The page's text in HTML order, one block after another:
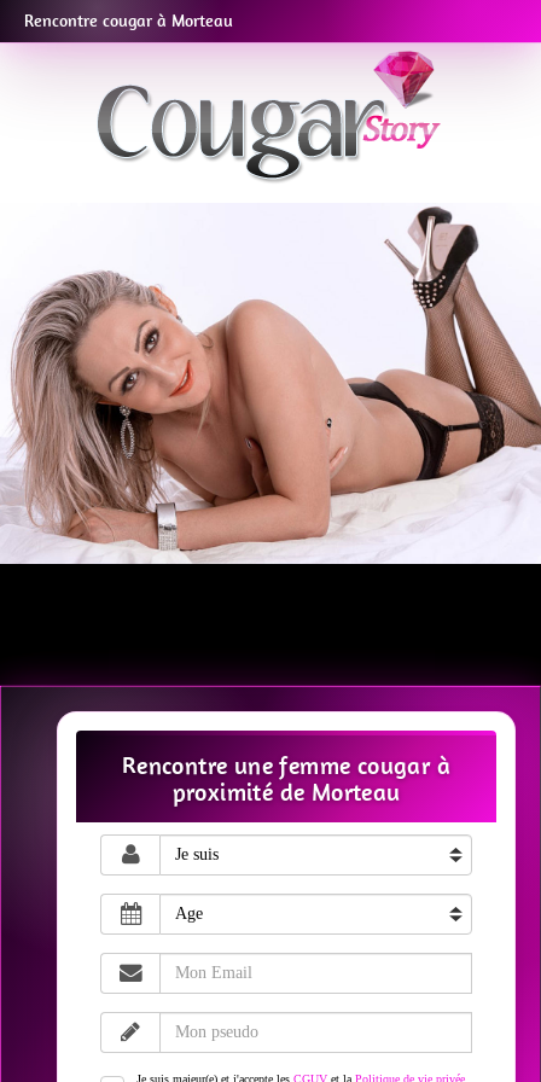
Rencontre cougar à Morteau
Rencontre une femme cougar à
proximité de Morteau
Je suis majeur(e) et j'accepte les CGUV et la Politique de vie privée